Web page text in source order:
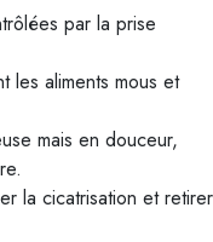
par la prise
les aliments mous et
mais en douceur,
la cicatrisation et retirer